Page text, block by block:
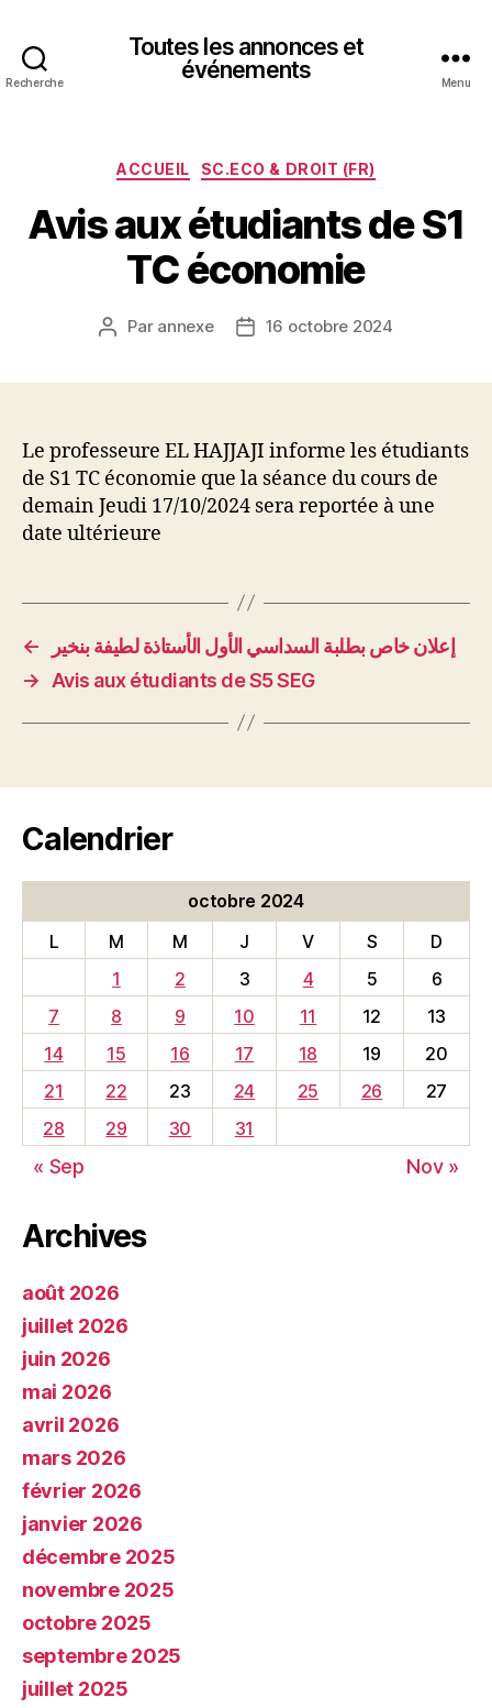
Recherche
Toutes les annonces et
événements
Menu
Catégories
ACCUEIL SC.ECO & DROIT (FR)
Avis aux étudiants de S1
TC économie
Auteur
Par annexe
Date16 octobre 2024
Le professeure EL HAJJAJI informe les étudiants
de S1 TC économie que la séance du cours de
demain Jeudi 17/10/2024 sera reportée à une
date ultérieure
←
إعلان خاص بطلبة السداسي الأول الأستاذة لطيفة بنخير
→
Avis aux étudiants de S5 SEG
Calendrier
octobre 2024
L
M M J V S
D
1
2 3 4 5
6
7
8 9 10 11 12
13
14
15 16 17 18 19
20
21
22 23 24 25 26
27
28
29 30 31
« Sep Nov »
Archives
août 2026
juillet 2026
juin 2026
mai 2026
avril 2026
mars 2026
février 2026
janvier 2026
décembre 2025
novembre 2025
octobre 2025
septembre 2025
juillet 2025